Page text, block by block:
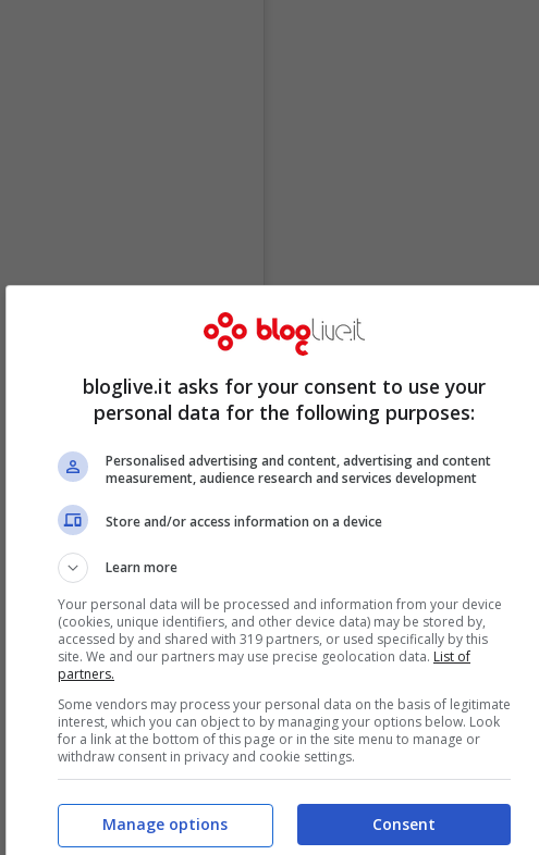
bloglive.it asks for your consent to use your
personal data for the following purposes:
Personalised advertising and content, advertising and content
measurement, audience research and services development
Store and/or access information on a device
Learn more
Your personal data will be processed and information from your device
(cookies, unique identifiers, and other device data) may be stored by,
accessed by and shared with 319 partners, or used specifically by this
site. We and our partners may use precise geolocation data. List of
partners.
Some vendors may process your personal data on the basis of legitimate
interest, which you can object to by managing your options below. Look
for a link at the bottom of this page or in the site menu to manage or
withdraw consent in privacy and cookie settings.
Consent
Manage options